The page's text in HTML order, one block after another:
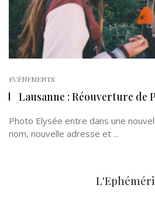
EVÉNEMENTS
Lausanne : Réouverture de
Photo Elysée entre dans une
nom, nouvelle adresse et ...